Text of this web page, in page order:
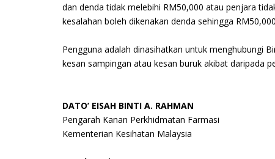
dan denda tidak melebihi RM50,000 atau penjara
kesalahan boleh dikenakan denda sehingga
Pengguna adalah dinasihatkan untuk menghubungi
kesan sampingan atau kesan buruk akibat daripada
DATO’ EISAH BINTI A. RAHMAN
Pengarah Kanan Perkhidmatan Farmasi
Kementerian Kesihatan Malaysia